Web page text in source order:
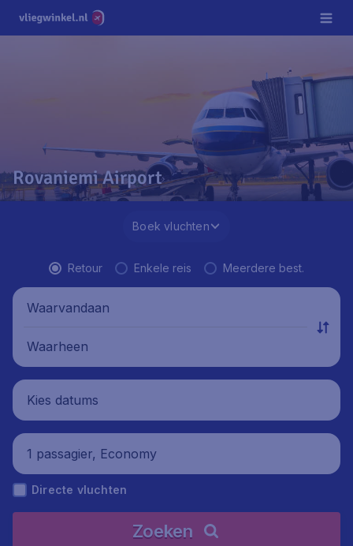
Rovaniemi Airport
Boek vluchten
Retour Enkele reis Meerdere best.
Waarvandaan
Waarheen
Kies datums
1 passagier, Economy
Directe vluchten
Zoeken